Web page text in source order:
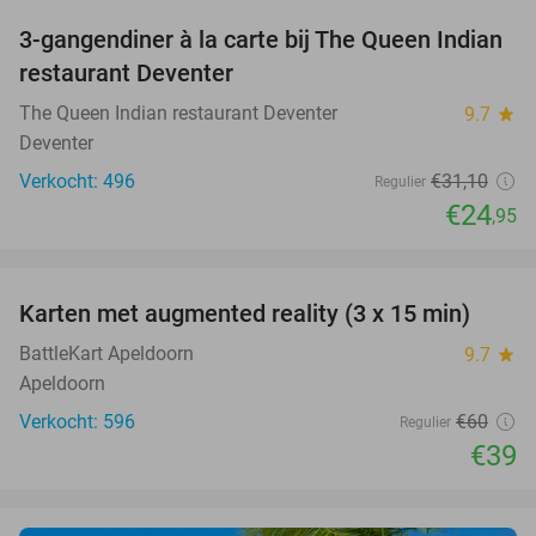
20%
3-gangendiner à la carte bij The Queen Indian
restaurant Deventer
The Queen Indian restaurant Deventer 9.7 star
Deventer
Verkocht: 496
Regulier €31,10
€24,95
35%
Karten met augmented reality (3 x 15 min)
BattleKart Apeldoorn 9.7 star
Apeldoorn
Verkocht: 596
Regulier €60
€39